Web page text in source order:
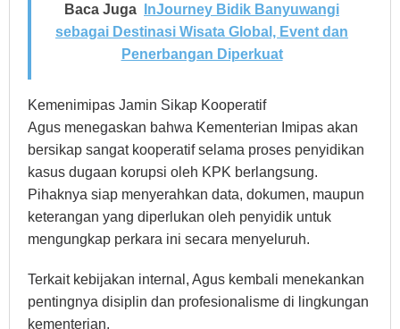
Baca Juga
InJourney Bidik Banyuwangi
sebagai Destinasi Wisata Global, Event dan
Penerbangan Diperkuat
Kemenimipas Jamin Sikap Kooperatif
Agus menegaskan bahwa Kementerian Imipas akan
bersikap sangat kooperatif selama proses penyidikan
kasus dugaan korupsi oleh KPK berlangsung.
Pihaknya siap menyerahkan data, dokumen, maupun
keterangan yang diperlukan oleh penyidik untuk
mengungkap perkara ini secara menyeluruh.
Terkait kebijakan internal, Agus kembali menekankan
pentingnya disiplin dan profesionalisme di lingkungan
kementerian.